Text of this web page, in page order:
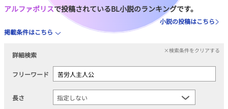
アルファポリスで投稿されているBL小説のランキングです。
小説の投稿はこちら
掲載条件はこちら
詳細検索
×検索条件をクリアする
フリーワード
長さ